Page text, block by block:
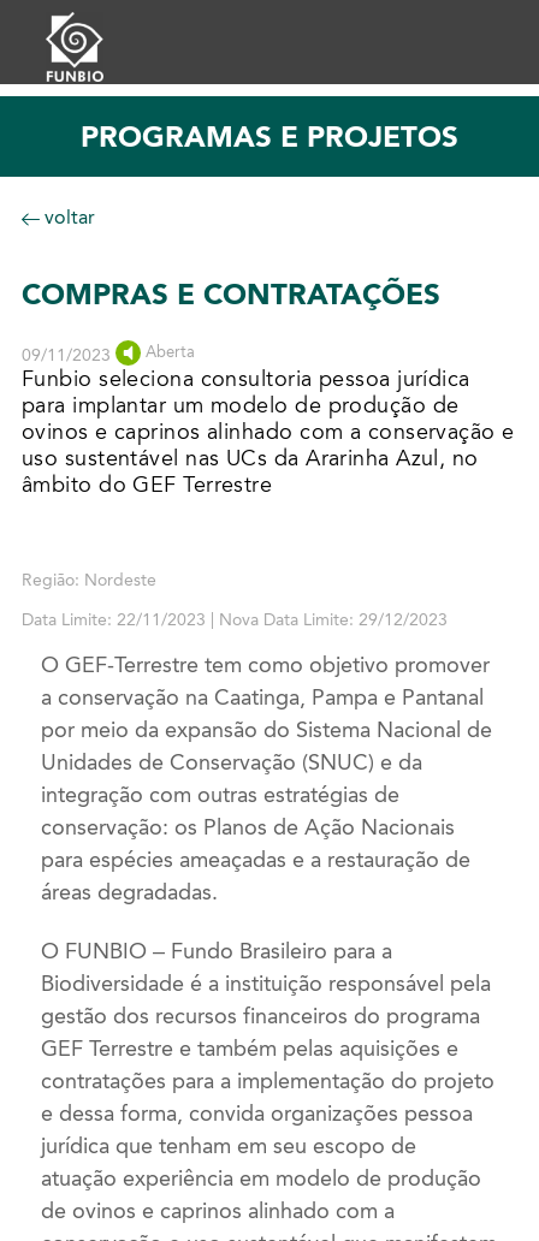
PROGRAMAS E PROJETOS
voltar
COMPRAS E CONTRATAÇÕES
09/11/2023 Aberta
Funbio seleciona consultoria pessoa jurídica
para implantar um modelo de produção de
ovinos e caprinos alinhado com a conservação e
uso sustentável nas UCs da Ararinha Azul, no
âmbito do GEF Terrestre
Região: Nordeste
Data Limite: 22/11/2023 | Nova Data Limite: 29/12/2023
O GEF-Terrestre tem como objetivo promover
a conservação na Caatinga, Pampa e Pantanal
por meio da expansão do Sistema Nacional de
Unidades de Conservação (SNUC) e da
integração com outras estratégias de
conservação: os Planos de Ação Nacionais
para espécies ameaçadas e a restauração de
áreas degradadas.
O FUNBIO – Fundo Brasileiro para a
Biodiversidade é a instituição responsável pela
gestão dos recursos financeiros do programa
GEF Terrestre e também pelas aquisições e
contratações para a implementação do projeto
e dessa forma, convida organizações pessoa
jurídica que tenham em seu escopo de
atuação experiência em modelo de produção
de ovinos e caprinos alinhado com a